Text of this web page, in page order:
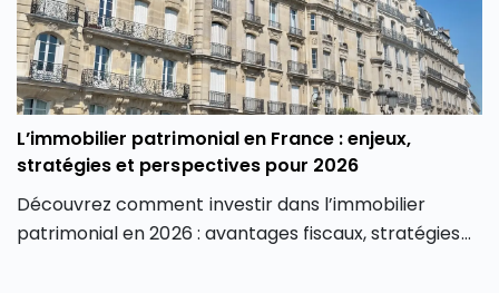
L’immobilier patrimonial en France : enjeux,
stratégies et perspectives pour 2026
Découvrez comment investir dans l’immobilier
patrimonial en 2026 : avantages fiscaux, stratégies